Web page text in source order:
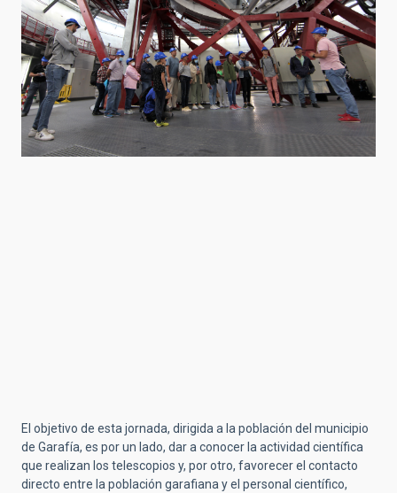
El objetivo de esta jornada, dirigida a la población del municipio
de Garafía, es por un lado, dar a conocer la actividad científica
que realizan los telescopios y, por otro, favorecer el contacto
directo entre la población garafiana y el personal científico,